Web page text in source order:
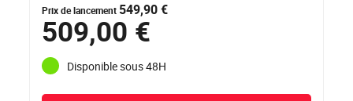
Prix de lancement 549,90 €
509,00 €
Disponible sous 48H